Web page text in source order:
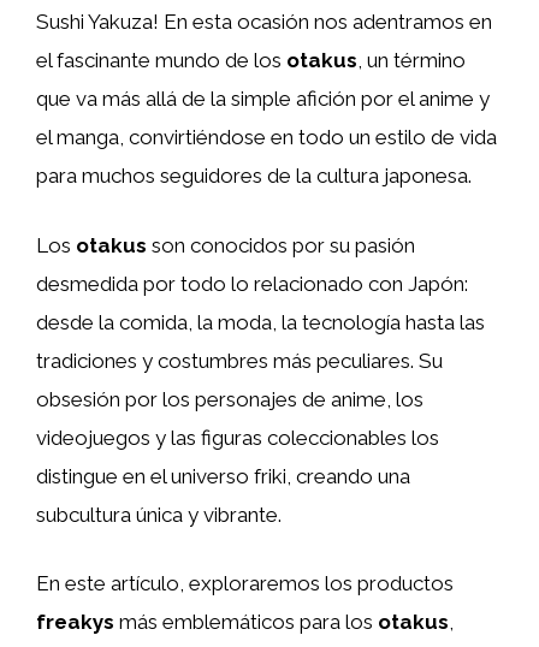
Sushi Yakuza! En esta ocasión nos adentramos en
el fascinante mundo de los otakus, un término
que va más allá de la simple afición por el anime y
el manga, convirtiéndose en todo un estilo de vida
para muchos seguidores de la cultura japonesa.
Los otakus son conocidos por su pasión
desmedida por todo lo relacionado con Japón:
desde la comida, la moda, la tecnología hasta las
tradiciones y costumbres más peculiares. Su
obsesión por los personajes de anime, los
videojuegos y las figuras coleccionables los
distingue en el universo friki, creando una
subcultura única y vibrante.
En este artículo, exploraremos los productos
freakys más emblemáticos para los otakus,